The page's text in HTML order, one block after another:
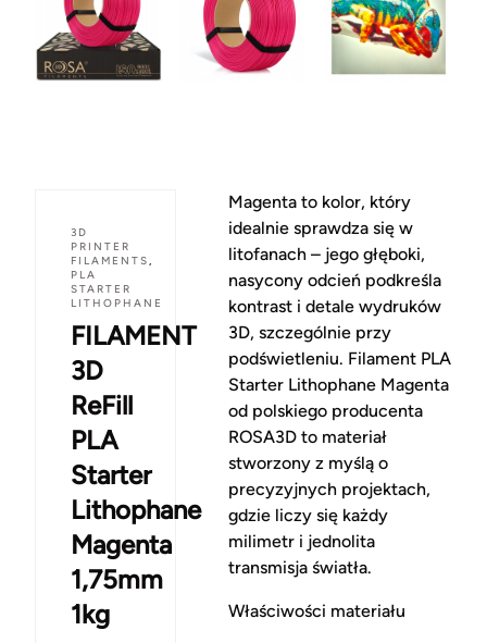
3D
PRINTER
FILAMENTS,
PLA
STARTER
LITHOPHANE
FILAMENT
3D
ReFill
PLA
Starter
Lithophane
Magenta
1,75mm
1kg
Magenta to kolor, który
idealnie sprawdza się w
litofanach – jego głęboki,
nasycony odcień podkreśla
kontrast i detale wydruków
3D, szczególnie przy
podświetleniu. Filament PLA
Starter Lithophane Magenta
od polskiego producenta
ROSA3D to materiał
stworzony z myślą o
precyzyjnych projektach,
gdzie liczy się każdy
milimetr i jednolita
transmisja światła.
Właściwości materiału